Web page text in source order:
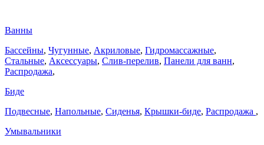
Ванны
Бассейны, Чугунные, Акриловые, Гидромассажные,
Стальные, Аксессуары, Слив-перелив, Панели для ванн,
Распродажа,
Биде
Подвесные, Напольные, Сиденья, Крышки-биде, Распродажа ,
Умывальники